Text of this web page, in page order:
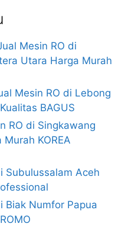
Mesin RO di
Utara Harga Murah
Mesin RO di Lebong
BAGUS
RO di Singkawang
KOREA
Subulussalam Aceh
Biak Numfor Papua